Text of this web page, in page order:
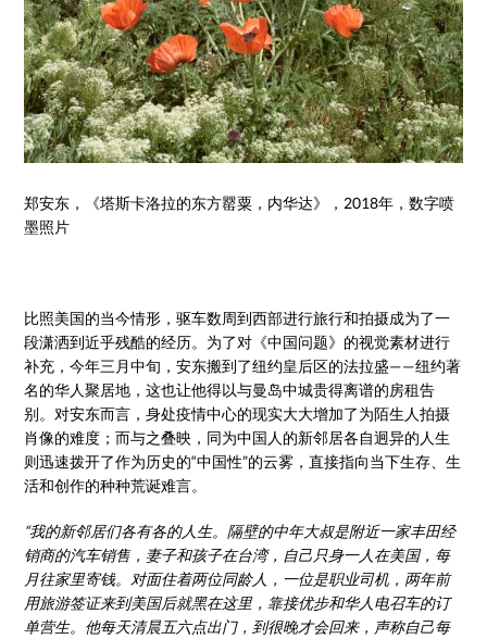
郑安东，《塔斯卡洛拉的东方罂粟，内华达》，2018年，数字喷
墨照片
比照美国的当今情形，驱车数周到西部进行旅行和拍摄成为了一
段潇洒到近乎残酷的经历。为了对《中国问题》的视觉素材进行
补充，今年三月中旬，安东搬到了纽约皇后区的法拉盛——纽约著
名的华人聚居地，这也让他得以与曼岛中城贵得离谱的房租告
别。对安东而言，身处疫情中心的现实大大增加了为陌生人拍摄
肖像的难度；而与之叠映，同为中国人的新邻居各自迥异的人生
则迅速拨开了作为历史的“中国性”的云雾，直接指向当下生存、生
活和创作的种种荒诞难言。
“我的新邻居们各有各的人生。隔壁的中年大叔是附近一家丰田经
销商的汽车销售，妻子和孩子在台湾，自己只身一人在美国，每
月往家里寄钱。对面住着两位同龄人，一位是职业司机，两年前
用旅游签证来到美国后就黑在这里，靠接优步和华人电召车的订
单营生。他每天清晨五六点出门，到很晚才会回来，声称自己每